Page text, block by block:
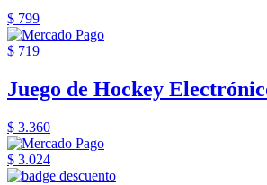
$ 799
$ 719
Juego de Hockey
$ 3.360
$ 3.024